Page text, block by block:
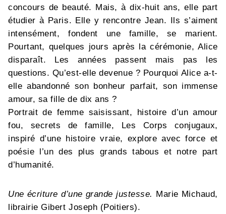
concours de beauté. Mais, à dix-huit ans, elle part
étudier à Paris. Elle y rencontre Jean. Ils s’aiment
intensément, fondent une famille, se marient.
Pourtant, quelques jours après la cérémonie, Alice
disparaît. Les années passent mais pas les
questions. Qu’est-elle devenue ? Pourquoi Alice a-t-
elle abandonné son bonheur parfait, son immense
amour, sa fille de dix ans ?
Portrait de femme saisissant, histoire d’un amour
fou, secrets de famille, Les Corps conjugaux,
inspiré d’une histoire vraie, explore avec force et
poésie l’un des plus grands tabous et notre part
d’humanité.
Une écriture d’une grande justesse. Marie Michaud,
librairie Gibert Joseph (Poitiers).